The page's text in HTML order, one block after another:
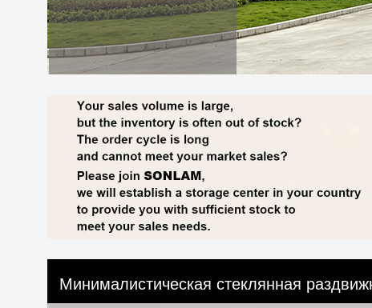
Минималистическая стеклянная